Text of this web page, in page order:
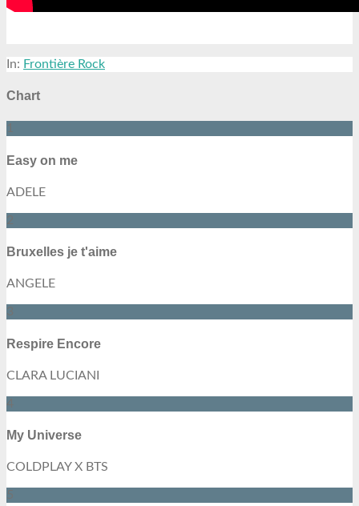
In: Frontière Rock
Chart
1
Easy on me
ADELE
2
Bruxelles je t'aime
ANGELE
3
Respire Encore
CLARA LUCIANI
4
My Universe
COLDPLAY X BTS
5